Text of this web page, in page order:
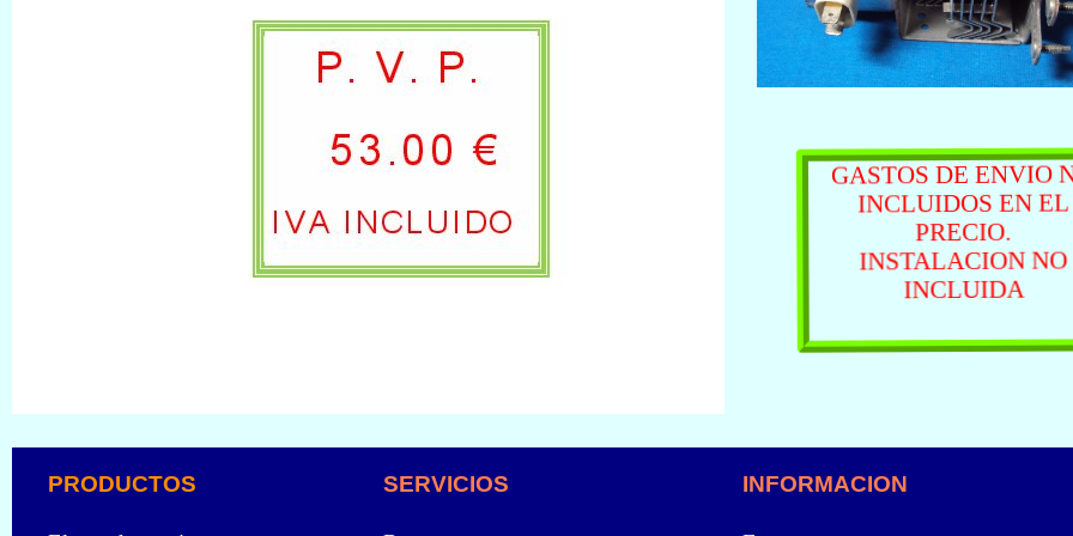
GASTOS DE ENVIO
INCLUIDOS EN
PRECIO.
INSTALACION NO
INCLUIDA
INFORMACION
SERVICIOS
PRODUCTOS